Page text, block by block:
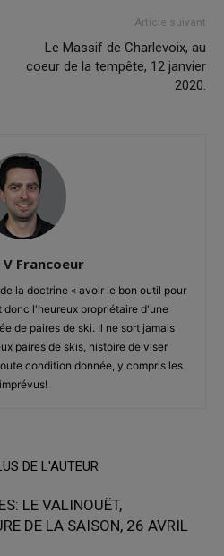
Article suivant
Le Massif de Charlevoix, au
coeur de la tempête, 12 janvier
2020.
V Francoeur
la doctrine « avoir le bon outil pour
donc l'heureux propriétaire d'une
de paires de ski. Il ne sort jamais
paires de skis, histoire de viser
condition donnée, y compris les
imprévus!
DE L'AUTEUR
LE VALINOUËT,
DE LA SAISON, 26 AVRIL